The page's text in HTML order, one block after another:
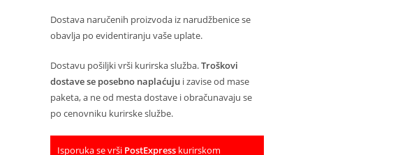
Dostava naručenih proizvoda iz narudžbenice se
obavlja po evidentiranju vaše uplate.
Dostavu pošiljki vrši kurirska služba.Troškovi
dostave se posebno naplaćuju i zavise od mase
paketa, a ne od mesta dostave i obračunavaju se
po cenovniku kurirske službe.
Isporuka se vrši PostExpress kurirskom